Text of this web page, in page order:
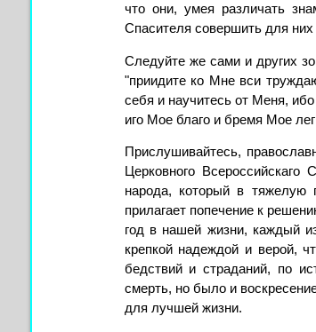
что они, yмея различать
Спасителя совершить для
Следуйте же сами и других
"приидите ко Мне вси
себя и научитесь от Меня,
иго Мое благо и бремя Мое
Прислушивайтесь,
Церковного
народа, который в тяжелую
прилагает попечение к
год в нашей жизни, каждый
крепкой надеждой и верой,
бедствий и страданий, по
смерть, но было и
для лучшей жизни.